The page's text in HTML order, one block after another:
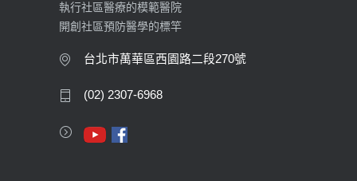
執行社區醫療的模範醫院
開創社區預防醫學的標竿
台北市萬華區西園路二段270號
(02) 2307-6968